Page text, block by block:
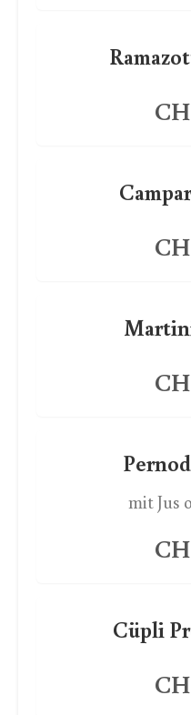
mit Jus
Cüpli